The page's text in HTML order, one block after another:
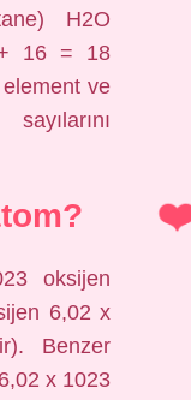
H2O
16 = 18
element ve
oksijen
6,02 x
Benzer
x 1023